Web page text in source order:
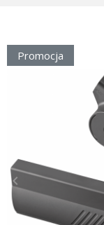
Promocja
Poprzedni
keyboard_arrow_left